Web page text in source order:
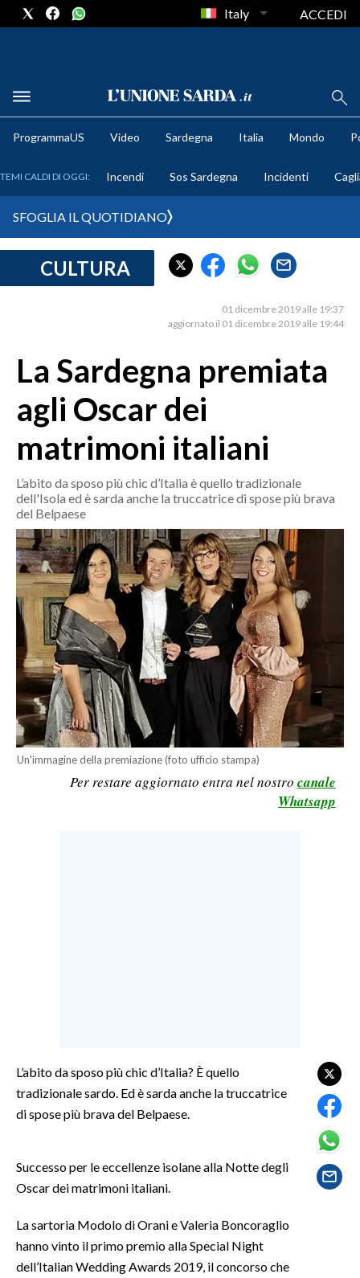
METEO
CRONACA SARDEGNA
MEDIO CAMPIDANO
SASSARI E PROVINCIA
NUORO E PROVINCIA
OGLIASTRA
AGENDA
CRONACA
ITALIA
MONDO
POLITICA
ECONOMIA
SERVIZI ALLE IMPRESE
LAVORO
BANDI
CULTURA
SPETTACOLI
SALUTE
SARDEGNA TURISMO
SARDI NEL MONDO
Italy ACCEDI
ProgrammaUS Video Sardegna Italia Mondo
TEMI CALDI DI OGGI: Incendi Sos Sardegna Incidenti
SFOGLIA IL QUOTIDIANO
CULTURA
01 dicembre 2019 alle 19:37
aggiornato il 01 dicembre 2019 alle 19:44
La Sardegna premiata
agli Oscar dei
matrimoni italiani
L’abito da sposo più chic d’Italia è quello tradizionale
dell'Isola ed è sarda anche la truccatrice di spose più brava
del Belpaese
Un'immagine della premiazione (foto ufficio stampa)
Per restare aggiornato entra nel nostro canale
Whatsapp
L’abito da sposo più chic d’Italia? È quello
tradizionale sardo. Ed è sarda anche la truccatrice
di spose più brava del Belpaese.
Successo per le eccellenze isolane alla Notte degli
Oscar dei matrimoni italiani.
La sartoria Modolo di Orani e Valeria Boncoraglio
hanno vinto il primo premio alla Special Night
dell’Italian Wedding Awards 2019, il concorso che